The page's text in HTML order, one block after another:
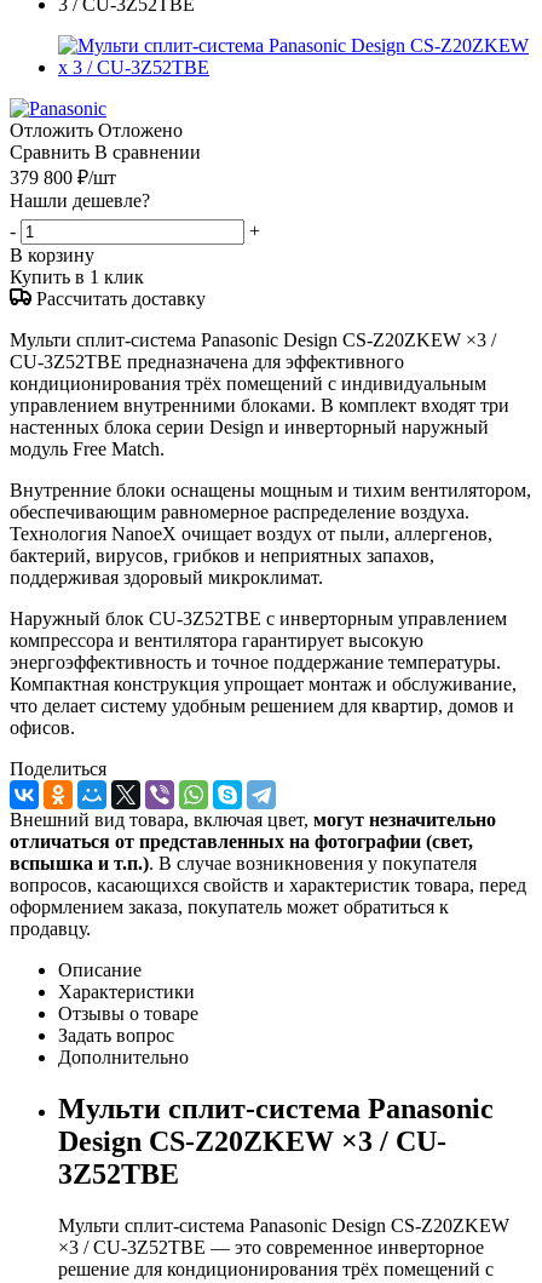
Отложить Отложено
Сравнить В сравнении
379 800 ₽/шт
Нашли дешевле?
-
+
В корзину
Купить в 1 клик
Рассчитать доставку
Мульти сплит-система Panasonic Design CS-Z20ZKEW ×3 /
CU-3Z52TBE предназначена для эффективного
кондиционирования трёх помещений с индивидуальным
управлением внутренними блоками. В комплект входят три
настенных блока серии Design и инверторный наружный
модуль Free Match.
Внутренние блоки оснащены мощным и тихим вентилятором,
обеспечивающим равномерное распределение воздуха.
Технология NanoeX очищает воздух от пыли, аллергенов,
бактерий, вирусов, грибков и неприятных запахов,
поддерживая здоровый микроклимат.
Наружный блок CU-3Z52TBE с инверторным управлением
компрессора и вентилятора гарантирует высокую
энергоэффективность и точное поддержание температуры.
Компактная конструкция упрощает монтаж и обслуживание,
что делает систему удобным решением для квартир, домов и
офисов.
Поделиться
Внешний вид товара, включая цвет, могут незначительно
отличаться от представленных на фотографии (свет,
вспышка и т.п.). В случае возникновения у покупателя
вопросов, касающихся свойств и характеристик товара, перед
оформлением заказа, покупатель может обратиться к
продавцу.
Описание
Характеристики
Отзывы о товаре
Задать вопрос
Дополнительно
Мульти сплит-система Panasonic
Design CS-Z20ZKEW ×3 / CU-
3Z52TBE
Мульти сплит-система Panasonic Design CS-Z20ZKEW
×3 / CU-3Z52TBE — это современное инверторное
решение для кондиционирования трёх помещений с